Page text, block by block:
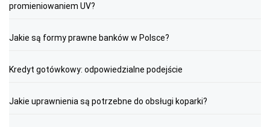
promieniowaniem UV?
Jakie są formy prawne banków w Polsce?
Kredyt gotówkowy: odpowiedzialne podejście
Jakie uprawnienia są potrzebne do obsługi koparki?